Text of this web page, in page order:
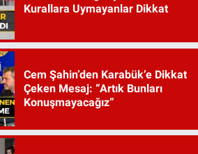
Kurallara Uymayanlar Dikkat
Cem Şahin’den Karabük’e Dikkat
Çeken Mesaj: “Artık Bunları
Konuşmayacağız”